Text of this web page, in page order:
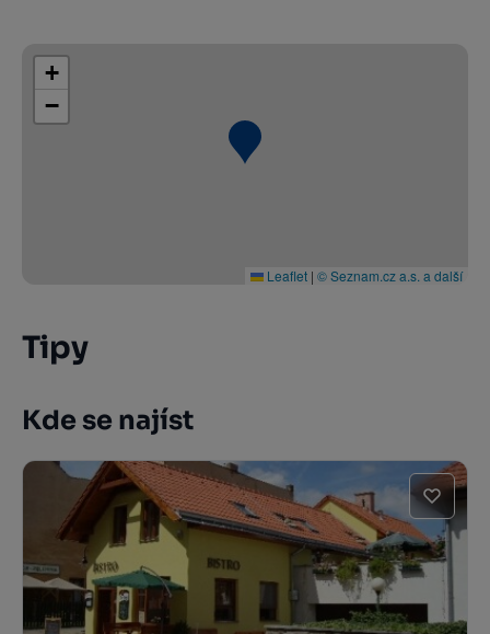
+
−
Leaflet | © Seznam.cz a.s. a další
Tipy
Kde se najíst